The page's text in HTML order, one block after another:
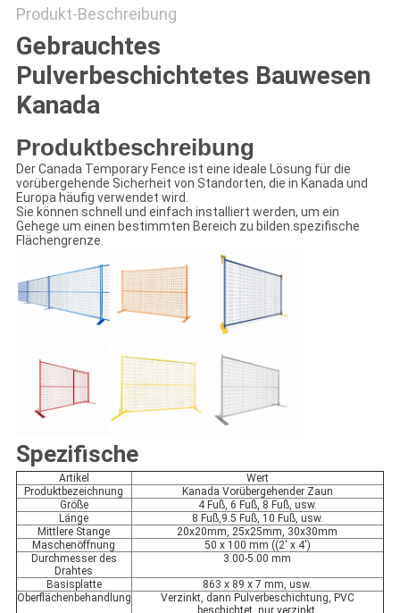
Produkt-Beschreibung
Gebrauchtes
Pulverbeschichtetes Bauwesen
Kanada
Produktbeschreibung
Der Canada Temporary Fence ist eine ideale Lösung für die
vorübergehende Sicherheit von Standorten, die in Kanada und
Europa häufig verwendet wird.
Sie können schnell und einfach installiert werden, um ein
Gehege um einen bestimmten Bereich zu bilden.spezifische
Flächengrenze.
Spezifische
Artikel
Wert
Produktbezeichnung
Kanada Vorübergehender Zaun
Größe
4 Fuß, 6 Fuß, 8 Fuß, usw.
Länge
8 Fuß,9.5 Fuß, 10 Fuß, usw.
Mittlere Stange
20x20mm, 25x25mm, 30x30mm
Maschenöffnung
50 x 100 mm ((2' x 4')
Durchmesser des
Drahtes
3.00-5.00 mm
Basisplatte
863 x 89 x 7 mm, usw.
Oberflächenbehandlung
Verzinkt, dann Pulverbeschichtung, PVC